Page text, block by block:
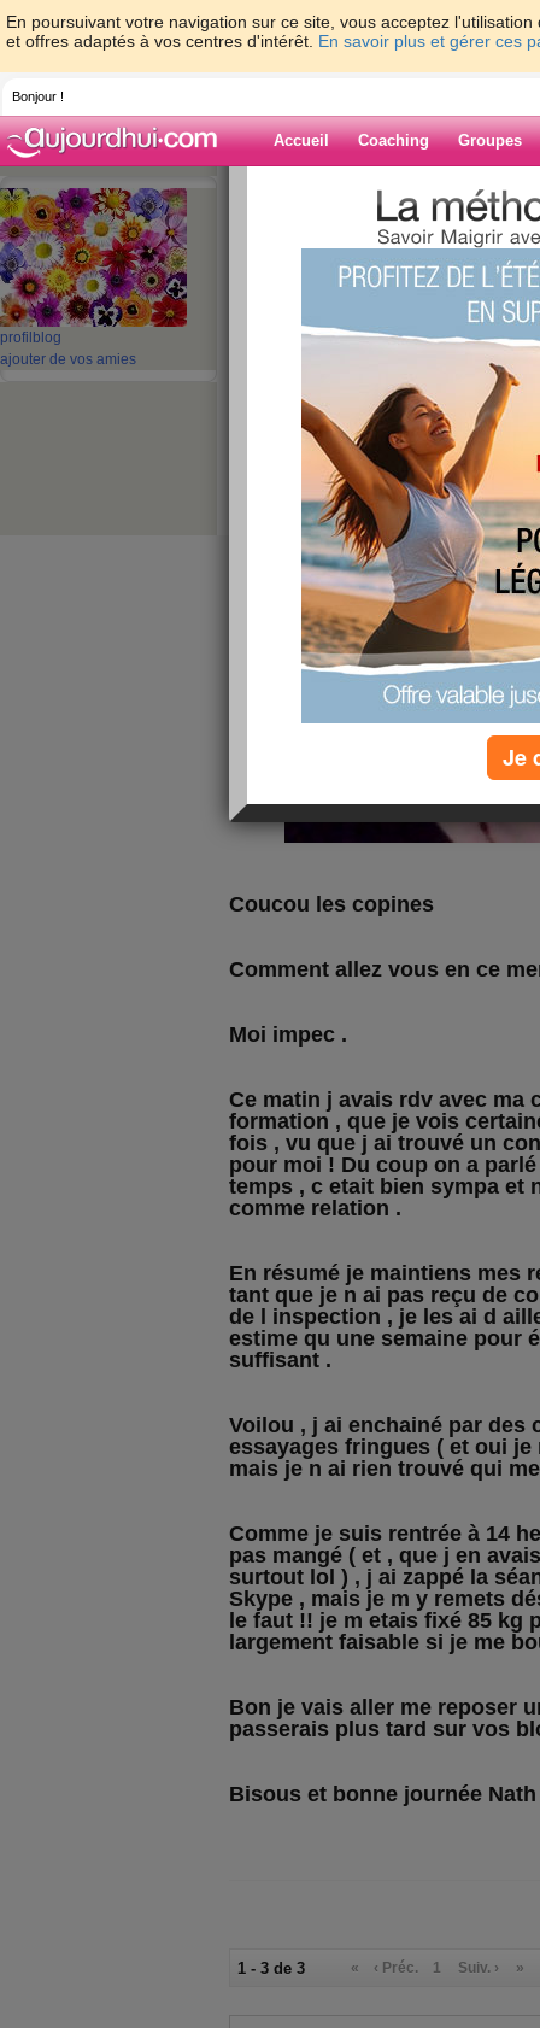
En poursuivant votre navigation sur ce site, vous acceptez
et offres adaptés à vos centres d'intérêt. En savoir plus et gérer ces
Bonjour !
Accueil Coaching Groupes
profil blog
ajouter de vos amies
> SCARLATINE > des
Blog de
des petites
Coucou les copines
Comment allez vous en ce
Moi impec .
Ce matin j avais rdv avec ma
formation , que je vois
fois , vu que j ai trouvé un
pour moi ! Du coup on a
temps , c etait bien sympa et
comme relation .
En résumé je maintiens mes
tant que je n ai pas reçu de
de l inspection , je les ai d
estime qu une semaine pour
suffisant .
Voilou , j ai enchainé par des
essayages fringues ( et oui je
mais je n ai rien trouvé qui
Comme je suis rentrée à 14
pas mangé ( et , que j en
surtout lol ) , j ai zappé la
Skype , mais je m y remets
le faut !! je m etais fixé 85 kg
largement faisable si je me
Bon je vais aller me reposer
passerais plus tard sur vos
Bisous et bonne journée
1 - 3 de 3 « ‹ Préc. 1 Suiv. › »
Je